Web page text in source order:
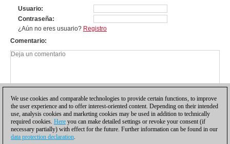
Usuario
Contraseña
¿Aún no eres usuario? Registro
Comentario
We use cookies and comparable technologies to provide certain functions, to improve
the user experience and to offer interest-oriented content. Depending on their intended
use, analysis cookies and marketing cookies may be used in addition to technically
required cookies. Here you can make detailed settings or revoke your consent (if
necessary partially) with effect for the future. Further information can be found in our
data protection declaration.